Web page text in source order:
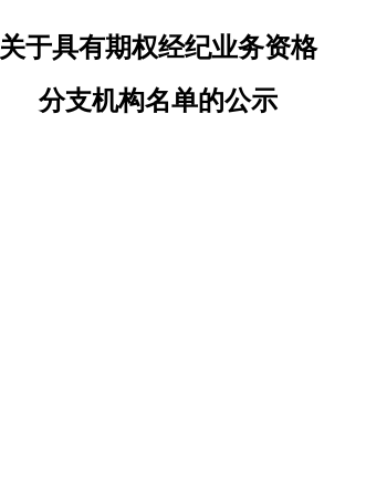
关于具有期权经纪业务资格
分支机构名单的公示